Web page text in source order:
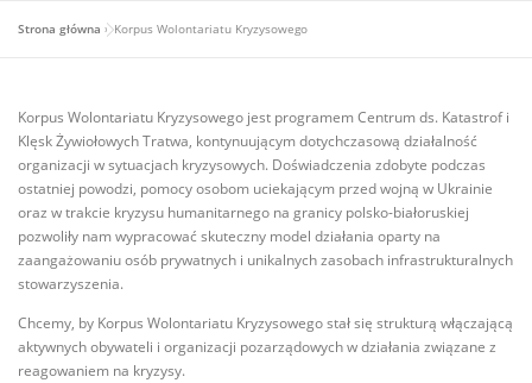
Strona główna »Korpus Wolontariatu Kryzysowego
Korpus Wolontariatu Kryzysowego jest programem Centrum ds. Katastrof i
Klęsk Żywiołowych Tratwa, kontynuującym dotychczasową działalność
organizacji w sytuacjach kryzysowych. Doświadczenia zdobyte podczas
ostatniej powodzi, pomocy osobom uciekającym przed wojną w Ukrainie
oraz w trakcie kryzysu humanitarnego na granicy polsko-białoruskiej
pozwoliły nam wypracować skuteczny model działania oparty na
zaangażowaniu osób prywatnych i unikalnych zasobach infrastrukturalnych
stowarzyszenia.
Chcemy, by Korpus Wolontariatu Kryzysowego stał się strukturą włączającą
aktywnych obywateli i organizacji pozarządowych w działania związane z
reagowaniem na kryzysy.